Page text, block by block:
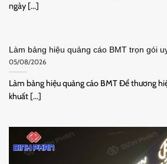
ngày [...]
Làm bảng hiệu quảng cáo BMT trọn gói
05/08/2026
Làm bảng hiệu quảng cáo BMT Để thương
khuất [...]